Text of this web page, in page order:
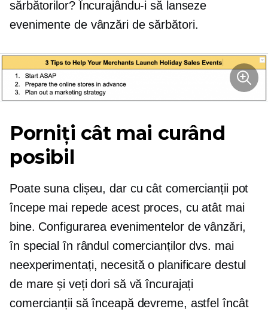
sărbătorilor? Încurajându-i să lanseze
evenimente de vânzări de sărbători.
Porniți cât mai curând
posibil
Poate suna clișeu, dar cu cât comercianții pot
începe mai repede acest proces, cu atât mai
bine. Configurarea evenimentelor de vânzări,
în special în rândul comercianților dvs. mai
neexperimentați, necesită o planificare destul
de mare și veți dori să vă încurajați
comercianții să înceapă devreme, astfel încât